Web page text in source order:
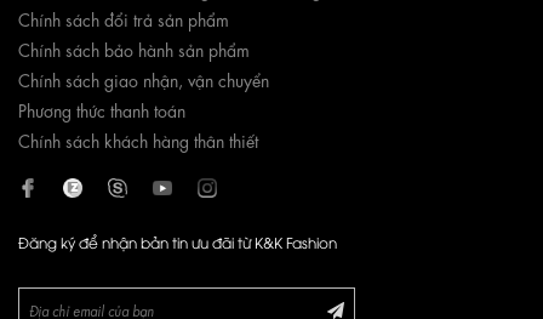
Chính sách đổi trả sản phẩm
Chính sách bảo hành sản phẩm
Chính sách giao nhận, vận chuyển
Phương thức thanh toán
Chính sách khách hàng thân thiết
Đăng ký để nhận bản tin ưu đãi từ K&K Fashion